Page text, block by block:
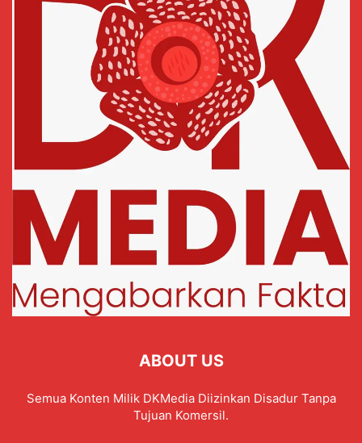
ABOUT US
Semua Konten Milik DKMedia Diizinkan Disadur Tanpa
Tujuan Komersil.